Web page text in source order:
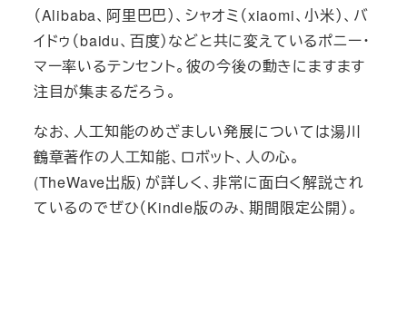
（Alibaba、阿里巴巴）、シャオミ（xiaomi、小米）、バ
イドゥ（baidu、百度）などと共に変えているポニー・
マー率いるテンセント。彼の今後の動きにますます
注目が集まるだろう。
なお、人工知能のめざましい発展については湯川
鶴章著作の人工知能、ロボット、人の心。
(TheWave出版) が詳しく、非常に面白く解説され
ているのでぜひ（Kindle版のみ、期間限定公開）。